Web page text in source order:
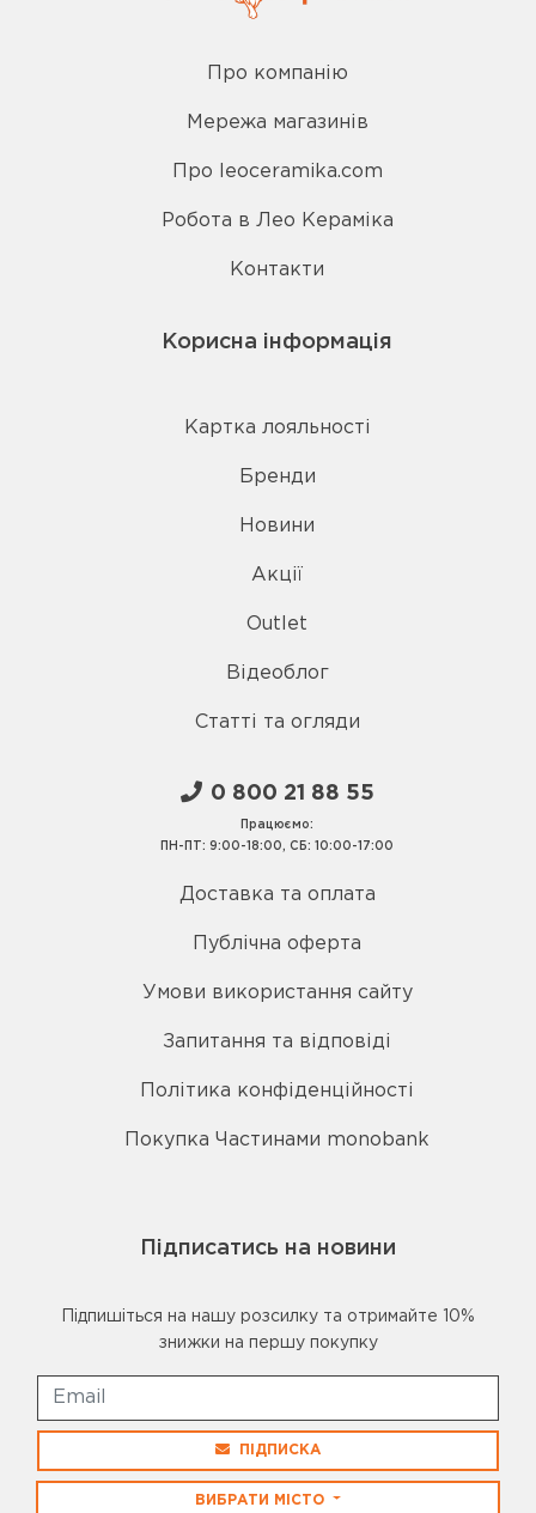
Про компанію
Мережа магазинів
Про leoceramika.com
Робота в Лео Кераміка
Контакти
Корисна інформація
Картка лояльності
Бренди
Новини
Акції
Outlet
Відеоблог
Статті та огляди
0 800 21 88 55
Працюємо:
ПН-ПТ: 9:00-18:00, СБ: 10:00-17:00
Доставка та оплата
Публічна оферта
Умови використання сайту
Запитання та відповіді
Політика конфіденційності
Покупка Частинами monobank
Підписатись на новини
Підпишіться на нашу розсилку та отримайте 10%
знижки на першу покупку
ПІДПИСКА
ВИБРАТИ МІСТО